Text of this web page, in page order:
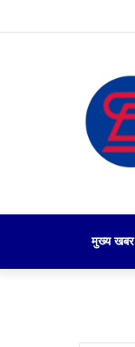
गृहपृष्ठ
मुख्य खबर